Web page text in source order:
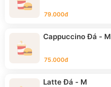
79.000đ
Cappuccino Đá - M
75.000đ
Latte Đá - M